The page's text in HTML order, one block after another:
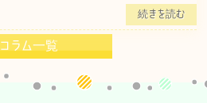
続きを読む
コラム一覧